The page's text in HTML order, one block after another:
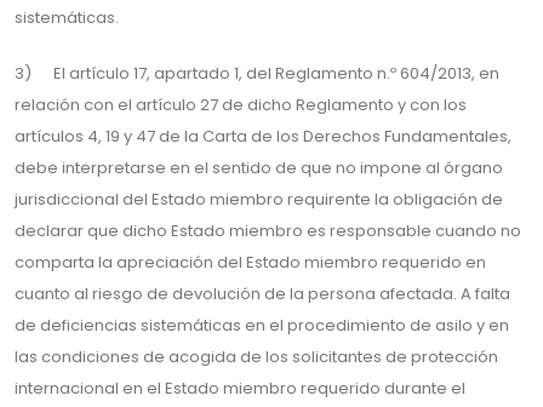
sistemáticas.
3) El artículo 17, apartado 1, del Reglamento n.º 604/2013, en
relación con el artículo 27 de dicho Reglamento y con los
artículos 4, 19 y 47 de la Carta de los Derechos Fundamentales,
debe interpretarse en el sentido de que no impone al órgano
jurisdiccional del Estado miembro requirente la obligación de
declarar que dicho Estado miembro es responsable cuando no
comparta la apreciación del Estado miembro requerido en
cuanto al riesgo de devolución de la persona afectada. A falta
de deficiencias sistemáticas en el procedimiento de asilo y en
las condiciones de acogida de los solicitantes de protección
internacional en el Estado miembro requerido durante el